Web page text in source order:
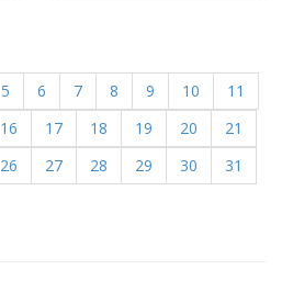
5 6 7 8 9 10
11
16 17 18 19 20
21
26 27 28 29 30
31